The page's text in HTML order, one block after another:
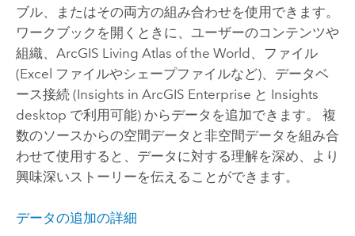
ブル、またはその両方の組み合わせを使用できます。
ワークブックを開くときに、ユーザーのコンテンツや
組織、 ArcGIS Living Atlas of the World、ファイル
(Excel ファイルやシェープファイルなど)、データベ
ース接続 (Insights in ArcGIS Enterprise と Insights
desktop で利用可能) からデータを追加できます。 複
数のソースからの空間データと非空間データを組み合
わせて使用すると、データに対する理解を深め、より
興味深いストーリーを伝えることができます。
データの追加の詳細